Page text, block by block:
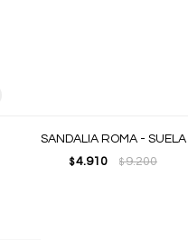
SANDALIA ROMA - SUELA
$4.910 $9.200